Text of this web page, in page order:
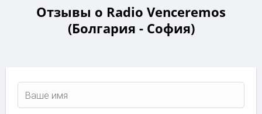
Отзывы о Radio Venceremos
(Болгария - София)